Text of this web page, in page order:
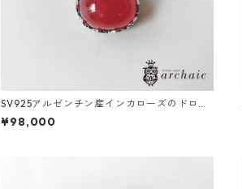
SV925アルゼンチン産インカローズのドロッ
プペンダントトップ
¥98,000